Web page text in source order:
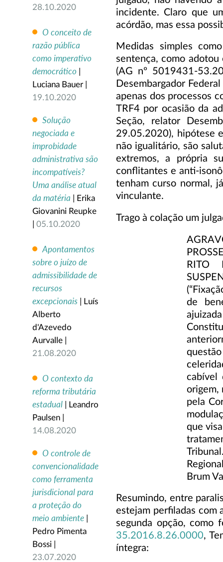
28.10.2020
O conceito de
razão pública
como imperativo
democrático
Luciana Bauer |
19.10.2020
Solução
negociada e
improbidade
administrativa são
incompatíveis?
Uma análise atual
da matéria | Erika
Giovanini Reupke
05.10.2020
Apontamentos
sobre o juízo de
admissibilidade de
recursos
excepcionais | Luís
Alberto
d'Azevedo
Aurvalle |
21.08.2020
O contexto da
reforma tributária
estadual | Leandro
Paulsen |
14.08.2020
O controle de
convencionalidade
como ferramenta
jurisdicional para
a proteção do
meio ambiente
Pedro Pimenta
Bossi |
23.07.2020
incidente. Claro que
acórdão, mas essa
Medidas simples
sentença, como adotou
(AG nº 5019431-
Desembargador
apenas dos processos
TRF4 por ocasião da
Seção, relator
29.05.2020), hipótese
não igualitário, são
extremos, a própria
conflitantes e anti-
tenham curso normal,
vinculante.
Trago à colação um
RITO
de
cabível
origem,
pela
que
Brum
Resumindo, entre
estejam perfiladas com
segunda opção, como
35.2016.8.26.0000,
íntegra: